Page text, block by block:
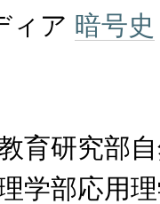
ィア 暗号史
育研究部
学部応用